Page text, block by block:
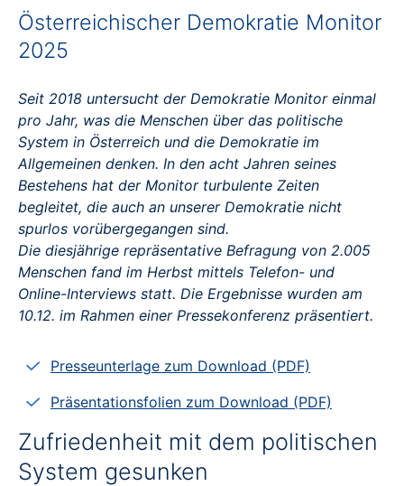
Österreichischer Demokratie Monitor
2025
Seit 2018 untersucht der Demokratie Monitor einmal
pro Jahr, was die Menschen über das politische
System in Österreich und die Demokratie im
Allgemeinen denken. In den acht Jahren seines
Bestehens hat der Monitor turbulente Zeiten
begleitet, die auch an unserer Demokratie nicht
spurlos vorübergegangen sind.
Die diesjährige repräsentative Befragung von 2.005
Menschen fand im Herbst mittels Telefon- und
Online-Interviews statt. Die Ergebnisse wurden am
10.12. im Rahmen einer Pressekonferenz präsentiert.
Presseunterlage zum Download (PDF)
Präsentationsfolien zum Download (PDF)
Zufriedenheit mit dem politischen
System gesunken